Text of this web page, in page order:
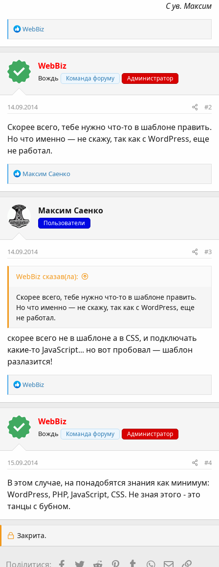
С ув. Максим
Р
е
а
ц
ї
WebBiz
WebBiz
Вождь Команда форуму Администратор
14.09.2014 #2
Скорее всего, тебе нужно что-то в шаблоне править.
Но что именно — не скажу, так как с WordPress, еще
не работал.
Р
е
а
ц
і
ї
Максим Саенко
Максим Саенко
Пользователи
14.09.2014 #3
WebBiz сказав(ла):
Скорее всего, тебе нужно что-то в шаблоне править.
Но что именно — не скажу, так как с WordPress, еще
не работал.
скорее всего не в шаблоне а в CSS, и подключать
какие-то JavaScript... но вот пробовал — шаблон
разлазится!
Р
е
а
ц
ї
WebBiz
WebBiz
Вождь Команда форуму Администратор
15.09.2014 #4
В этом случае, на понадобятся знания как минимум:
WordPress, PHP, JavaScript, CSS. Не зная этого - это
танцы с бубном.
Закрита.
Поділитися: Facebook
TwitterReddit PinterestTumblrWhatsApp
E-mail